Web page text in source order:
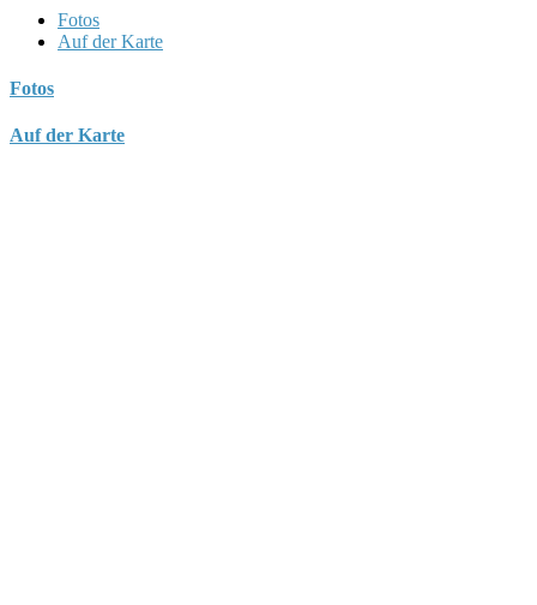
Fotos
Auf der Karte
Fotos
Auf der Karte